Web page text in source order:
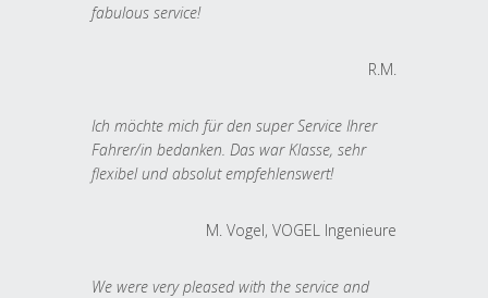
fabulous service!
R.M.
Ich möchte mich für den super Service Ihrer
Fahrer/in bedanken. Das war Klasse, sehr
flexibel und absolut empfehlenswert!
M. Vogel, VOGEL Ingenieure
We were very pleased with the service and